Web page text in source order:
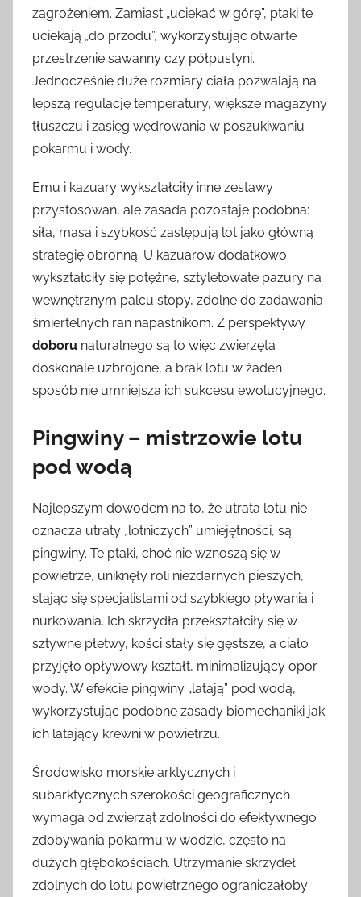
zagrożeniem. Zamiast „uciekać w górę”, ptaki te
uciekają „do przodu”, wykorzystując otwarte
przestrzenie sawanny czy półpustyni.
Jednocześnie duże rozmiary ciała pozwalają na
lepszą regulację temperatury, większe magazyny
tłuszczu i zasięg wędrowania w poszukiwaniu
pokarmu i wody.
Emu i kazuary wykształciły inne zestawy
przystosowań, ale zasada pozostaje podobna:
siła, masa i szybkość zastępują lot jako główną
strategię obronną. U kazuarów dodatkowo
wykształciły się potężne, sztyletowate pazury na
wewnętrznym palcu stopy, zdolne do zadawania
śmiertelnych ran napastnikom. Z perspektywy
doboru naturalnego są to więc zwierzęta
doskonale uzbrojone, a brak lotu w żaden
sposób nie umniejsza ich sukcesu ewolucyjnego.
Pingwiny – mistrzowie lotu
pod wodą
Najlepszym dowodem na to, że utrata lotu nie
oznacza utraty „lotniczych” umiejętności, są
pingwiny. Te ptaki, choć nie wznoszą się w
powietrze, uniknęły roli niezdarnych pieszych,
stając się specjalistami od szybkiego pływania i
nurkowania. Ich skrzydła przekształciły się w
sztywne płetwy, kości stały się gęstsze, a ciało
przyjęło opływowy kształt, minimalizujący opór
wody. W efekcie pingwiny „latają” pod wodą,
wykorzystując podobne zasady biomechaniki jak
ich latający krewni w powietrzu.
Środowisko morskie arktycznych i
subarktycznych szerokości geograficznych
wymaga od zwierząt zdolności do efektywnego
zdobywania pokarmu w wodzie, często na
dużych głębokościach. Utrzymanie skrzydeł
zdolnych do lotu powietrznego ograniczałoby